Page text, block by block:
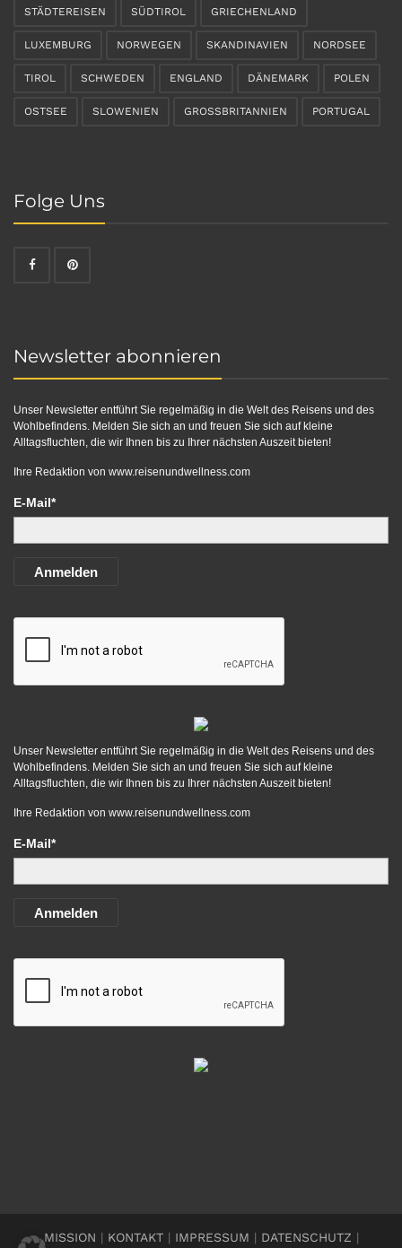
STÄDTEREISEN SÜDTIROL GRIECHENLAND
LUXEMBURG NORWEGEN SKANDINAVIEN NORDSEE
TIROL SCHWEDEN ENGLAND DÄNEMARK POLEN
OSTSEE SLOWENIEN GROSSBRITANNIEN PORTUGAL
Folge Uns
Newsletter abonnieren
Unser Newsletter entführt Sie regelmäßig in die Welt des Reisens und des
Wohlbefindens. Melden Sie sich an und freuen Sie sich auf kleine
Alltagsfluchten, die wir Ihnen bis zu Ihrer nächsten Auszeit bieten!
Ihre Redaktion von www.reisenundwellness.com
E-Mail*
Anmelden
Unser Newsletter entführt Sie regelmäßig in die Welt des Reisens und des
Wohlbefindens. Melden Sie sich an und freuen Sie sich auf kleine
Alltagsfluchten, die wir Ihnen bis zu Ihrer nächsten Auszeit bieten!
Ihre Redaktion von www.reisenundwellness.com
E-Mail*
Anmelden
MISSION | KONTAKT| IMPRESSUM | DATENSCHUTZ |